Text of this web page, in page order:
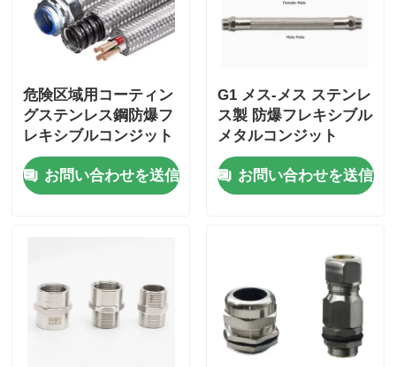
危険区域用コーティン
グステンレス鋼防爆フ
レキシブルコンジット
1/2"
お問い合わせを送信
G1 メス-メス ステンレ
ス製 防爆フレキシブル
メタルコンジット
180cm
お問い合わせを送信